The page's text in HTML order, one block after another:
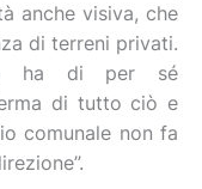
anche visiva, che
di terreni privati.
ha di per sé
di tutto ciò e
comunale non fa